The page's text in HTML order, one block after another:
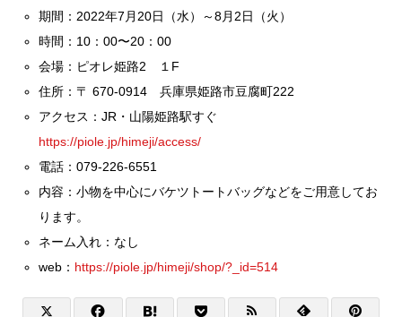
期間：2022年7月20日（水）～8月2日（火）
時間：10：00〜20：00
会場：ピオレ姫路2 １F
住所：〒 670-0914 兵庫県姫路市豆腐町222
アクセス：JR・山陽姫路駅すぐ
https://piole.jp/himeji/access/
電話：079-226-6551
内容：小物を中心にバケツトートバッグなどをご用意してお
ります。
ネーム入れ：なし
web： https://piole.jp/himeji/shop/?_id=514